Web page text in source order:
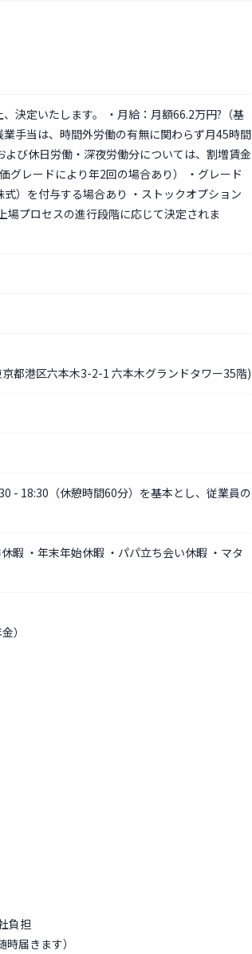
決定いたします。 ・月給：月額66.2万円?（基
手当は、時間外労働の有無に関わらず月45時間
び休日労働・深夜労働分については、割増賃金
グレードにより年2回の場合あり） ・グレード
）を付与する場合あり ・ストックオプション
場プロセスの進行段階に応じて決定されま
都港区六本木3-2-1 六本木グランドタワー35階)
- 18:30（休憩時間60分）を基本とし、従業員の
暇 ・年末年始休暇 ・パパ立ち会い休暇 ・マタ
）
負担
届きます）